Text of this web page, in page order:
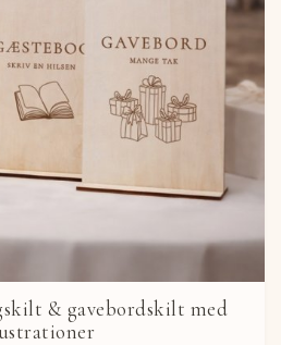
& gavebordskilt med